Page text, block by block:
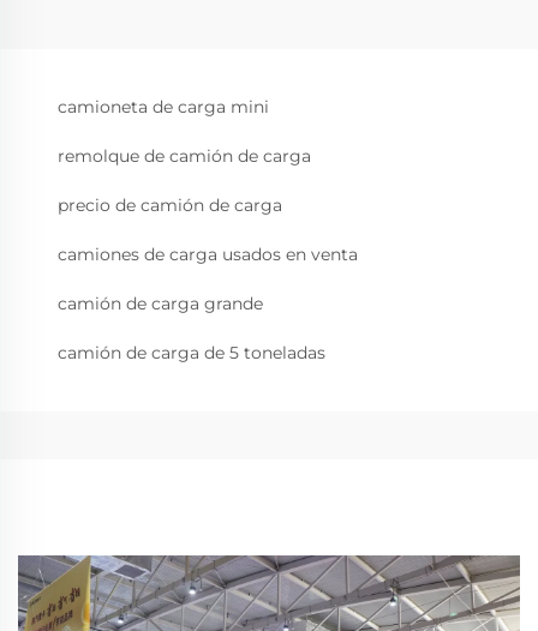
camioneta de carga mini
remolque de camión de carga
precio de camión de carga
camiones de carga usados en venta
camión de carga grande
camión de carga de 5 toneladas